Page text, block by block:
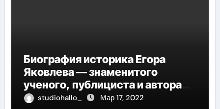
Биография историка Егора
Яковлева — знаменитого
ученого, публициста и автора
многочисленных научных
studiohallo_ Мар 17, 2022